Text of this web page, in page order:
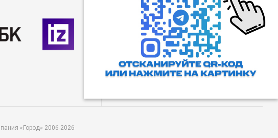
Пользовательское соглашение
Все права защищены. Любое
использование материалов
допускается только с согласия
редакции, а также с ссылкой на
сайт.
«Город» 2006-2026